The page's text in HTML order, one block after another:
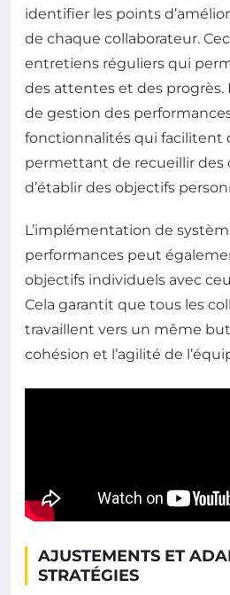
identifier les points
de chaque collaborateur.
entretiens réguliers qui
des attentes et des progrès.
de gestion des
fonctionnalités qui facilitent
permettant de recueillir des
d’établir des objectifs
L’implémentation de
performances peut
objectifs individuels avec
Cela garantit que tous les
travaillent vers un même
cohésion et l’agilité de
AJUSTEMENTS ET
STRATÉGIES